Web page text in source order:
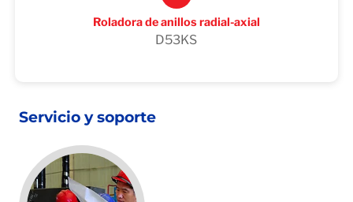
Roladora de anillos radial-axial
D53KS
Servicio y soporte